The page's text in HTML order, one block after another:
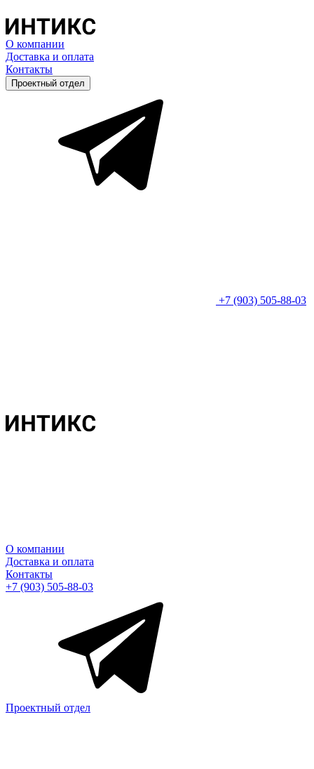
О компании
Доставка и оплата
Контакты
Проектный отдел
+7 (903) 505-88-03
О компании
Доставка и оплата
Контакты
+7 (903) 505-88-03
Проектный отдел